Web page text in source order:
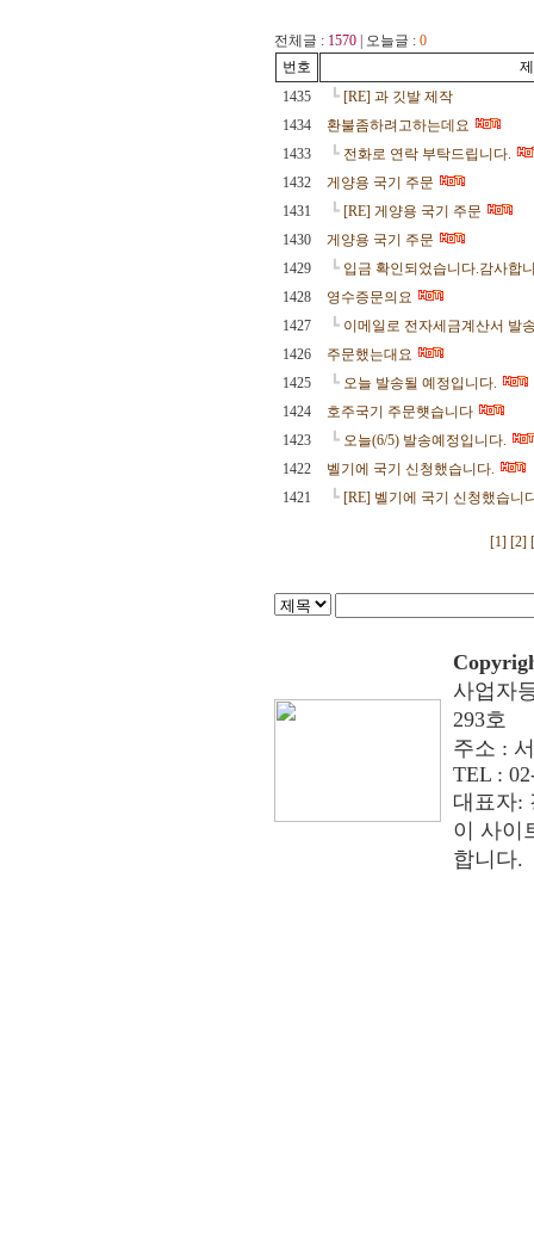
전체글 : 1570 | 오늘글 : 0
번호
1435
┗ [RE] 과 깃발 제작
1434
환불좀하려고하는데요
1433
┗ 전화로 연락 부탁드립니다.
1432
게양용 국기 주문
1431
┗ [RE] 게양용 국기 주문
1430
게양용 국기 주문
1429
┗ 입금 확인되었습니다.감사합
1428
영수증문의요
1427
┗ 이메일로 전자세금계산서 발
1426
주문했는대요
1425
┗ 오늘 발송될 예정입니다.
1424
호주국기 주문햿습니다
1423
┗ 오늘(6/5) 발송예정입니다.
1422
벨기에 국기 신청했습니다.
1421
┗ [RE] 벨기에 국기 신청했습니
[1] [2]
사업자
293호
주소 :
TEL :
대표자:
이 사이
합니다.